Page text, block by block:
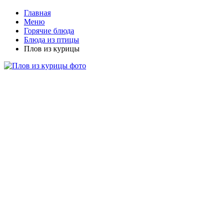
Главная
Меню
Горячие блюда
Блюда из птицы
Плов из курицы